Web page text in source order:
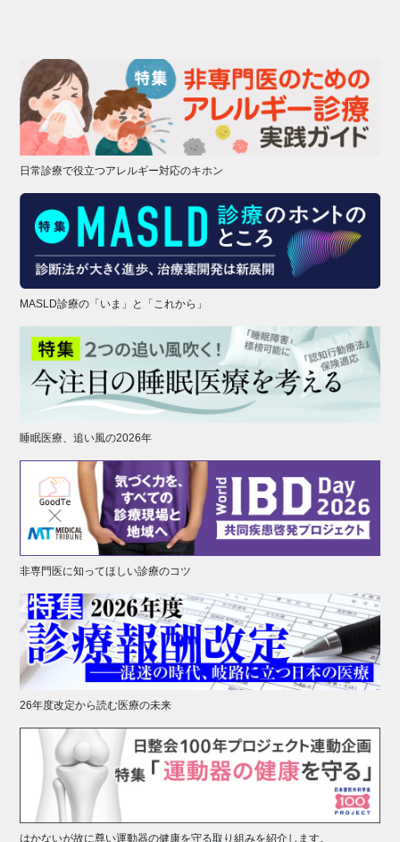
日常診療で役立つアレルギー対応のキホン
MASLD診療の「いま」と「これから」
睡眠医療、追い風の2026年
非専門医に知ってほしい診療のコツ
26年度改定から読む医療の未来
はかないが故に尊い運動器の健康を守る取り組みを紹介します。